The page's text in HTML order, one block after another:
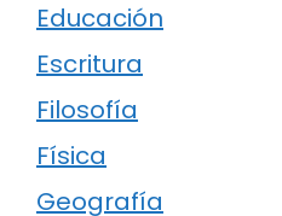
Educación
Escritura
Filosofía
Física
Geografía